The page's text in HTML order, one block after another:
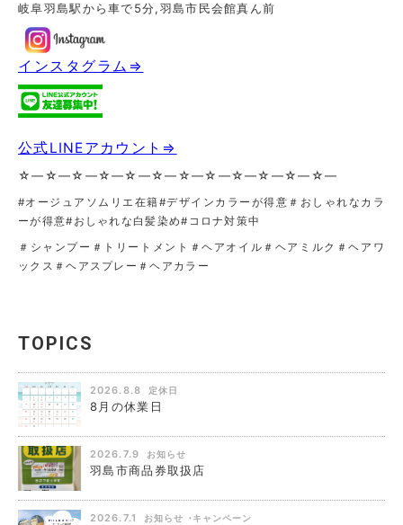
岐阜羽島駅から車で5分,羽島市民会館真ん前
インスタグラム⇒
公式LINEアカウント⇒
☆—☆—☆—☆—☆—☆—☆—☆—☆—☆—☆—☆—
#オージュアソムリエ在籍#デザインカラーが得意＃おしゃれなカラ
ーが得意#おしゃれな白髪染め#コロナ対策中
＃シャンプー＃トリートメント＃ヘアオイル＃ヘアミルク＃ヘアワ
ックス＃ヘアスプレー＃ヘアカラー
TOPICS
2026.8.8 定休日
8月の休業日
2026.7.9 お知らせ
羽島市商品券取扱店
2026.7.1 お知らせ キャンペーン